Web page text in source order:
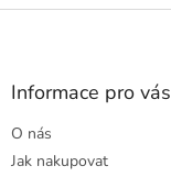
Z
Informace pro vás
O nás
Jak nakupovat